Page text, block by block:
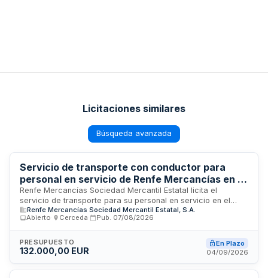
Licitaciones similares
Búsqueda avanzada
Servicio de transporte con conductor para
personal en servicio de Renfe Mercancías en el
área de A Coruña
Renfe Mercancías Sociedad Mercantil Estatal licita el
servicio de transporte para su personal en servicio en el
área de A Coruña. El servicio comprende el desplazamiento
mediante vehículos con conductor entre orígenes y destinos
trata de una contratación no exclusiva regulada por la
normativa vigente en transporte de personas, cuya ejecución
Sistemas y Empresas Participadas.
Renfe Mercancías Sociedad Mercantil Estatal, S.A.
Abierto
Cerceda Pub. 07/08/2026
PRESUPUESTO
132.000,00 EUR
En Plazo
04/09/2026